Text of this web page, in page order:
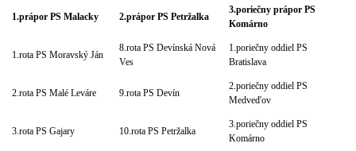
1.prápor PS Malacky 2.prápor PS Petržalka
3.poriečny prápor PS
Komárno
1.rota PS Moravský Ján
8.rota PS Devínská Nová
Ves
1.poriečny oddiel PS
Bratislava
2.rota PS Malé Leváre 9.rota PS Devín
2.poriečny oddiel PS
Medveďov
3.rota PS Gajary 10.rota PS Petržalka
3.poriečny oddiel PS
Komárno